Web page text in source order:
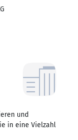
und
in eine Vielzahl